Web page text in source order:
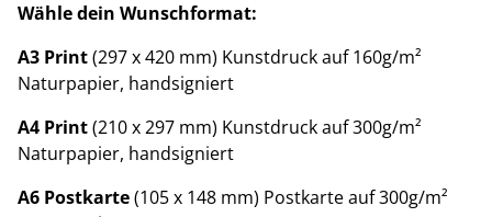
Wähle dein Wunschformat:
A3 Print(297 x 420 mm) Kunstdruck auf 160g/m²
Naturpapier, handsigniert
A4 Print(210 x 297 mm) Kunstdruck auf 300g/m²
Naturpapier, handsigniert
A6 Postkarte(105 x 148 mm) Postkarte auf 300g/m²